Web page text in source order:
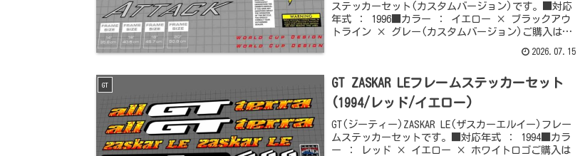
ステッカーセット(カスタムバージョン)です。■対応
年式 ： 1996■カラー ： イエロー × ブラックアウ
トライン × グレー(カスタムバージョン)ご購入はこ
2026.07.15
GT
GT ZASKAR LEフレームステッカーセット
(1994/レッド/イエロー)
GT(ジーティー)ZASKAR LE(ザスカーエルイー)フレー
ムステッカーセットです。■対応年式 ： 1994■カラ
ー ： レッド × イエロー × ホワイトロゴご購入は